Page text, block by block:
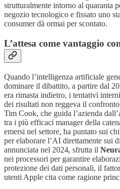
strutturalmente intorno al quaranta
negozio tecnologico e fissato uno
consumer dà ormai per scontato.
L’attesa come vantaggio
Quando l’intelligenza artificiale
dominare il dibattito, a partire dal
era rimasta indietro, i tentativi
dei risultati non reggeva il
Tim Cook, che guida l’azienda
tra i più efficaci manager della
emersi nel settore, ha puntato sui
per elaborare l’AI direttamente sui
annunciata nel 2024, sfrutta il
nei processori per garantire
protezione dei dati personali, il
utenti Apple cita come ragione